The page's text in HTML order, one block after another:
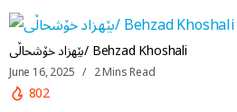
بێهزاد خۆشحاڵی/ Behzad Khoshali
June 16, 2025 2 Mins Read
802